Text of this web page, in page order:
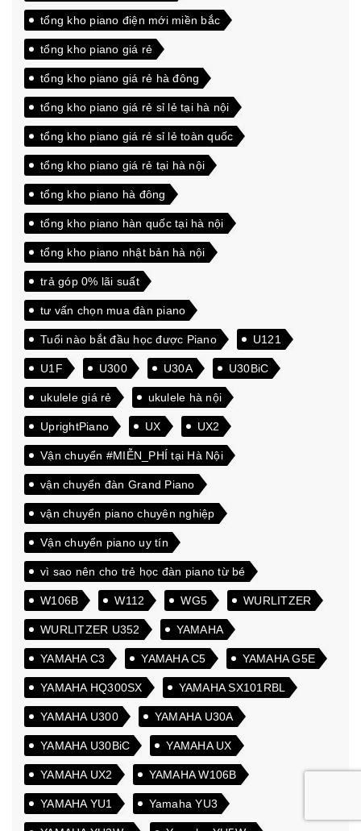
tổng kho piano điện mới miền bắc
tổng kho piano giá rẻ
tổng kho piano giá rẻ hà đông
tổng kho piano giá rẻ sỉ lẻ tại hà nội
tổng kho piano giá rẻ sỉ lẻ toàn quốc
tổng kho piano giá rẻ tại hà nội
tổng kho piano hà đông
tổng kho piano hàn quốc tại hà nội
tổng kho piano nhật bản hà nội
trả góp 0% lãi suất
tư vấn chọn mua đàn piano
Tuổi nào bắt đầu học được Piano U121
U1F U300 U30A U30BiC
ukulele giá rẻ ukulele hà nội
UprightPiano UX UX2
Vận chuyển #MIỄN_PHÍ tại Hà Nội
vận chuyển đàn Grand Piano
vận chuyển piano chuyên nghiệp
Vận chuyển piano uy tín
vì sao nên cho trẻ học đàn piano từ bé
W106B W112 WG5 WURLITZER
WURLITZER U352 YAMAHA
YAMAHA C3 YAMAHA C5 YAMAHA G5E
YAMAHA HQ300SX YAMAHA SX101RBL
YAMAHA U300 YAMAHA U30A
YAMAHA U30BiC YAMAHA UX
YAMAHA UX2 YAMAHA W106B
YAMAHA YU1 Yamaha YU3